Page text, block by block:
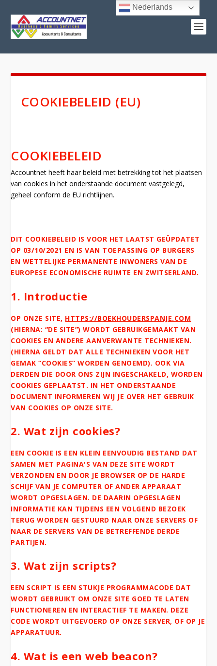
COOKIEBELEID (EU)
COOKIEBELEID
Accountnet heeft haar beleid met betrekking tot het plaatsen
van cookies in het onderstaande document vastgelegd,
geheel conform de EU richtlijnen.
DIT COOKIEBELEID IS VOOR HET LAATST GEÜPDATET
OP 03/10/2021 EN IS VAN TOEPASSING OP BURGERS
EN WETTELIJKE PERMANENTE INWONERS VAN DE
EUROPESE ECONOMISCHE RUIMTE EN ZWITSERLAND.
1. Introductie
OP ONZE SITE, HTTPS://BOEKHOUDERSPANJE.COM
(HIERNA: “DE SITE”) WORDT GEBRUIKGEMAAKT VAN
COOKIES EN ANDERE AANVERWANTE TECHNIEKEN.
(HIERNA GELDT DAT ALLE TECHNIEKEN VOOR HET
GEMAK “COOKIES” WORDEN GENOEMD). OOK VIA
DERDEN DIE DOOR ONS ZIJN INGESCHAKELD, WORDEN
COOKIES GEPLAATST. IN HET ONDERSTAANDE
DOCUMENT INFORMEREN WIJ JE OVER HET GEBRUIK
VAN COOKIES OP ONZE SITE.
2. Wat zijn cookies?
EEN COOKIE IS EEN KLEIN EENVOUDIG BESTAND DAT
SAMEN MET PAGINA'S VAN DEZE SITE WORDT
VERZONDEN EN DOOR JE BROWSER OP DE HARDE
SCHIJF VAN JE COMPUTER OF ANDER APPARAAT
WORDT OPGESLAGEN. DE DAARIN OPGESLAGEN
INFORMATIE KAN TIJDENS EEN VOLGEND BEZOEK
TERUG WORDEN GESTUURD NAAR ONZE SERVERS OF
NAAR DE SERVERS VAN DE BETREFFENDE DERDE
PARTIJEN.
3. Wat zijn scripts?
EEN SCRIPT IS EEN STUKJE PROGRAMMACODE DAT
WORDT GEBRUIKT OM ONZE SITE GOED TE LATEN
FUNCTIONEREN EN INTERACTIEF TE MAKEN. DEZE
CODE WORDT UITGEVOERD OP ONZE SERVER, OF OP JE
APPARATUUR.
4. Wat is een web beacon?
Nederlands